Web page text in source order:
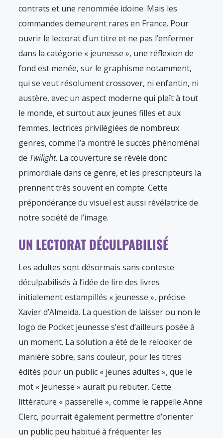
contrats et une renommée idoine. Mais les
commandes demeurent rares en France. Pour
ouvrir le lectorat d’un titre et ne pas l’enfermer
dans la catégorie « jeunesse », une réflexion de
fond est menée, sur le graphisme notamment,
qui se veut résolument crossover, ni enfantin, ni
austère, avec un aspect moderne qui plaît à tout
le monde, et surtout aux jeunes filles et aux
femmes, lectrices privilégiées de nombreux
genres, comme l’a montré le succès phénoménal
de Twilight. La couverture se révèle donc
primordiale dans ce genre, et les prescripteurs la
prennent très souvent en compte. Cette
prépondérance du visuel est aussi révélatrice de
notre société de l’image.
UN LECTORAT DÉCULPABILISÉ
Les adultes sont désormais sans conteste
déculpabilisés à l’idée de lire des livres
initialement estampillés « jeunesse », précise
Xavier d’Almeida. La question de laisser ou non le
logo de Pocket jeunesse s’est d’ailleurs posée à
un moment. La solution a été de le relooker de
manière sobre, sans couleur, pour les titres
édités pour un public « jeunes adultes », que le
mot « jeunesse » aurait pu rebuter. Cette
littérature « passerelle », comme le rappelle Anne
Clerc, pourrait également permettre d’orienter
un public peu habitué à fréquenter les